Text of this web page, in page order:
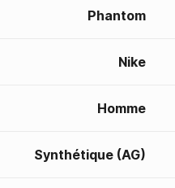
Phantom
Nike
Homme
Synthétique (AG)